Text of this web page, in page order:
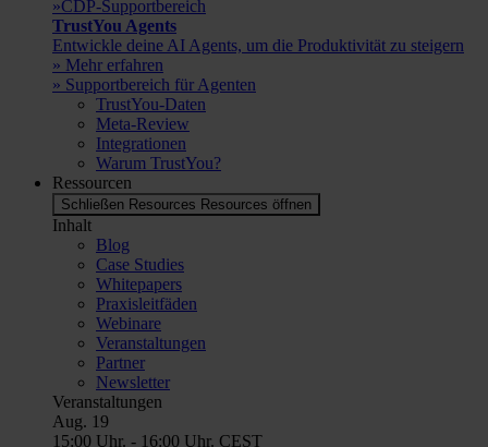
»CDP-Supportbereich
TrustYou Agents
Entwickle deine AI Agents, um die Produktivität zu steigern
» Mehr erfahren
» Supportbereich für Agenten
TrustYou-Daten
Meta-Review
Integrationen
Warum TrustYou?
Ressourcen
Schließen Resources Resources öffnen
Inhalt
Blog
Case Studies
Whitepapers
Praxisleitfäden
Webinare
Veranstaltungen
Partner
Newsletter
Veranstaltungen
Aug. 19
15:00 Uhr. - 16:00 Uhr. CEST